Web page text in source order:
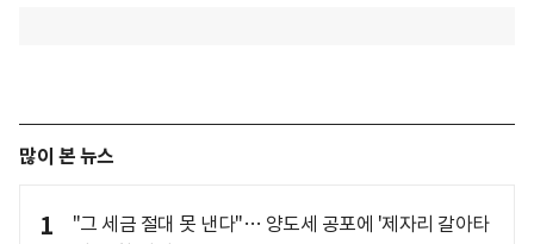
많이 본 뉴스
1
"그 세금 절대 못 낸다"… 양도세 공포에 '제자리 갈아타